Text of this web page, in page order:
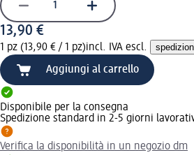
13,90 €
1 pz (13,90 € / 1 pz)incl. IVA escl.
Aggiungi al carrello
Disponibile per la consegna
Spedizione standard in 2-5 giorni
Verifica la disponibilità in un negozio dm